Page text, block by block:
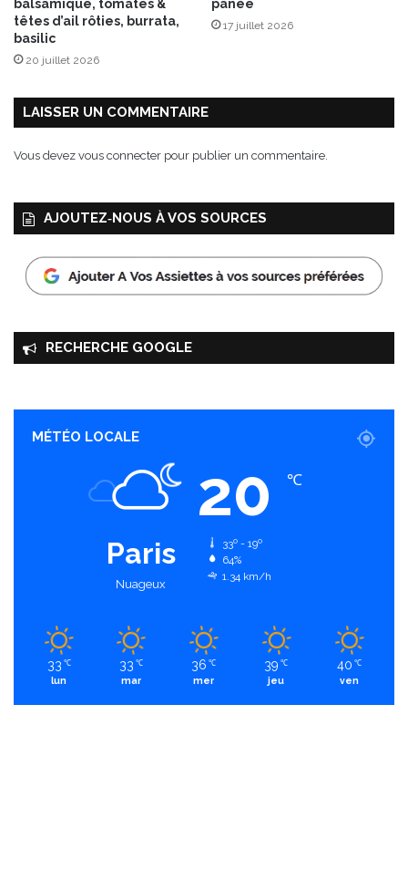
balsamique, tomates &
têtes d’ail rôties, burrata,
basilic
20 juillet 2026
panée
17 juillet 2026
LAISSER UN COMMENTAIRE
Vous devez vous connecter pour publier un commentaire.
AJOUTEZ‑NOUS À VOS SOURCES
RECHERCHE GOOGLE
MÉTÉO LOCALE
Paris
Nuageux
20 ℃
33º - 19º
64%
1.34 km/h
33 ℃
lun
33 ℃
mar
36 ℃
mer
39 ℃
jeu
40 ℃
ven